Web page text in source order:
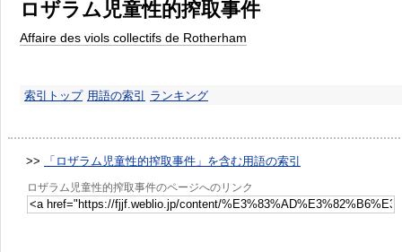
ロザラム児童性的搾取事件
Affaire des viols collectifs de Rotherham
索引トップ 用語の索引 ランキング
>> 「ロザラム児童性的搾取事件」を含む用語の索引
ロザラム児童性的搾取事件のページへのリンク